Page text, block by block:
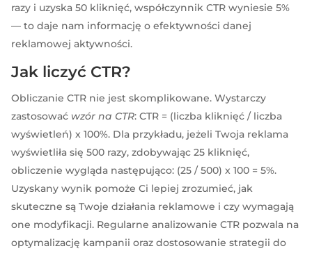
razy i uzyska 50 kliknięć, współczynnik CTR wyniesie 5%
— to daje nam informację o efektywności danej
reklamowej aktywności.
Jak liczyć CTR?
Obliczanie CTR nie jest skomplikowane. Wystarczy
zastosować wzór na CTR: CTR = (liczba kliknięć / liczba
wyświetleń) x 100%. Dla przykładu, jeżeli Twoja reklama
wyświetliła się 500 razy, zdobywając 25 kliknięć,
obliczenie wygląda następująco: (25 / 500) x 100 = 5%.
Uzyskany wynik pomoże Ci lepiej zrozumieć, jak
skuteczne są Twoje działania reklamowe i czy wymagają
one modyfikacji. Regularne analizowanie CTR pozwala na
optymalizację kampanii oraz dostosowanie strategii do